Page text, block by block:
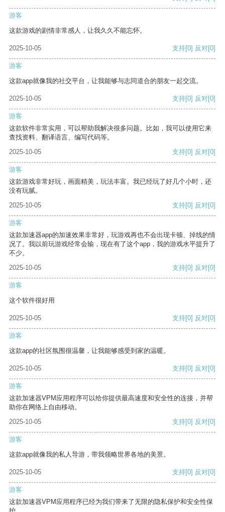
游客
这款游戏的剧情非常感人，让我久久不能忘怀。
2025-10-05 支持[0] 反对[0]
游客
这款app就像我的社交平台，让我能够与志同道合的朋友一起交流。
2025-10-05 支持[0] 反对[0]
游客
这款软件非常实用，可以帮助我解决很多问题。比如，我可以使用它来
查找资料、翻译语言、编写代码等。
2025-10-05
支持[0] 反对[0]
游客
这款游戏非常好玩，画面精美，玩法丰富。我已经玩了好几个小时，还
没有玩腻。
2025-10-05
支持[0] 反对[0]
游客
这款加速器app的加速效果非常好，玩游戏再也不会出现卡顿、掉线的情
况了。我以前玩游戏经常会输，现在有了这个app，我的游戏水平提升了
不少。
2025-10-05
支持[0] 反对[0]
游客
这个软件很好用
2025-10-05 支持[0] 反对[0]
游客
这款app的社区氛围很温馨，让我能够感受到家的温暖。
2025-10-05 支持[0] 反对[0]
游客
这款加速器VPM应用程序可以给你提供最高速度和安全性的连接，并帮
助你在网络上自由移动。
2025-10-05
支持[0] 反对[0]
游客
这款app就像我的私人导游，带我领略世界各地的美景。
2025-10-05 支持[0] 反对[0]
游客
这款加速器VPM应用程序已经为我们带来了无限的隐私保护和安全性保